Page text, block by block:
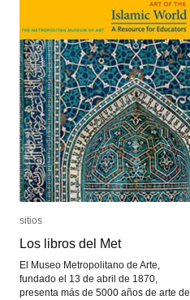
sitios
Los libros del Met
El Museo Metropolitano de Arte,
fundado el 13 de abril de 1870,
presenta más de 5000 años de arte de
sitios
Los libros del Met